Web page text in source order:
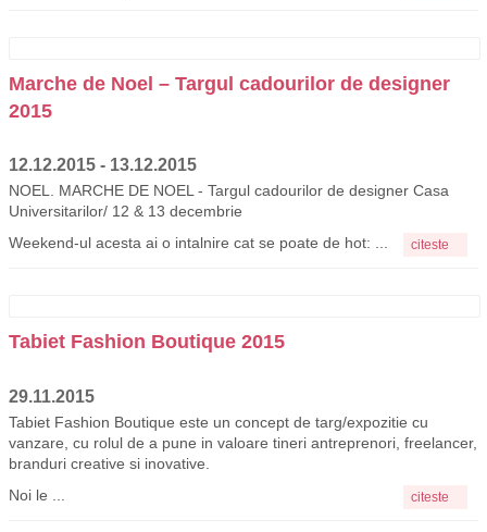
Marche de Noel – Targul cadourilor de designer
2015
12.12.2015 - 13.12.2015
NOEL. MARCHE DE NOEL - Targul cadourilor de designer Casa
Universitarilor/ 12 & 13 decembrie
Weekend-ul acesta ai o intalnire cat se poate de hot: ...
citeste
Tabiet Fashion Boutique 2015
29.11.2015
Tabiet Fashion Boutique este un concept de targ/expozitie cu
vanzare, cu rolul de a pune in valoare tineri antreprenori, freelancer,
branduri creative si inovative.
Noi le ...
citeste